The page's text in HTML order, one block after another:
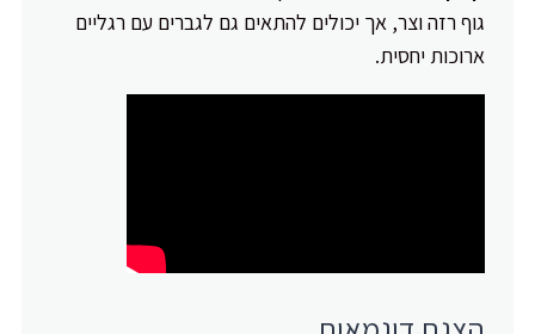
גוף רזה וצר, אך יכולים להתאים גם לגברים עם רגליים
ארוכות יחסית.